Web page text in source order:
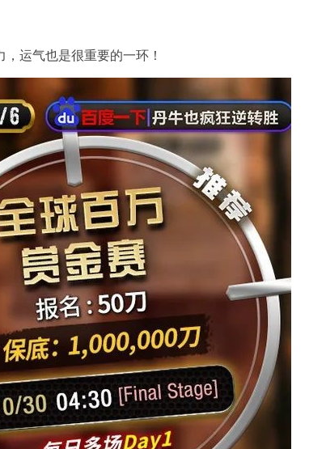
运气也是很重要的一环！